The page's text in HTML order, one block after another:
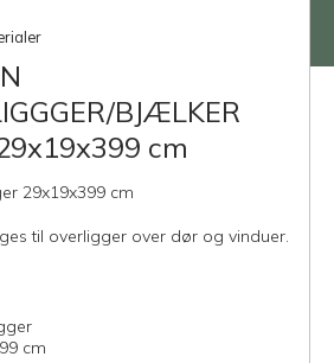
BJÆLKER
cm
29x19x399 cm
til overligger over dør og vinduer.
cm